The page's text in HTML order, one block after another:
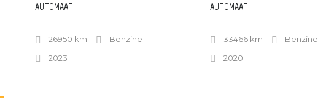
AUTOMAAT
26950 km
Benzine
2023
AUTOMAAT
33466 km
Benzine
2020